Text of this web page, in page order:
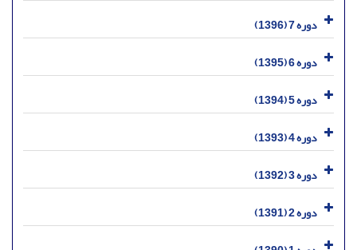
دوره 7 (1396)
دوره 6 (1395)
دوره 5 (1394)
دوره 4 (1393)
دوره 3 (1392)
دوره 2 (1391)